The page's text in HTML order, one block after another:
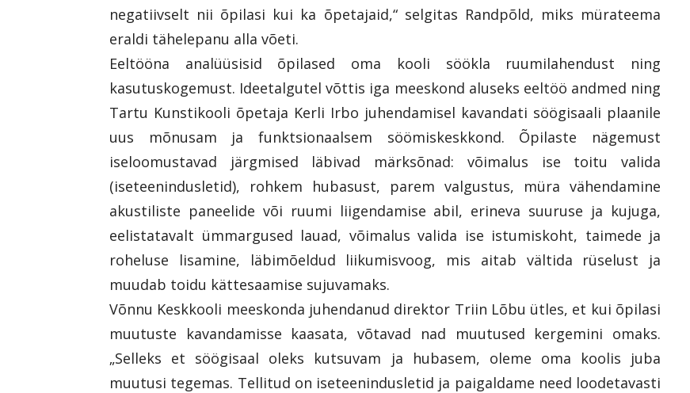
negatiivselt nii õpilasi kui ka õpetajaid,“ selgitas Randpõld, miks mürateema
eraldi tähelepanu alla võeti.
Eeltööna analüüsisid õpilased oma kooli söökla ruumilahendust ning
kasutuskogemust. Ideetalgutel võttis iga meeskond aluseks eeltöö andmed ning
Tartu Kunstikooli õpetaja Kerli Irbo juhendamisel kavandati söögisaali plaanile
uus mõnusam ja funktsionaalsem söömiskeskkond. Õpilaste nägemust
iseloomustavad järgmised läbivad märksõnad: võimalus ise toitu valida
(iseteenindusletid), rohkem hubasust, parem valgustus, müra vähendamine
akustiliste paneelide või ruumi liigendamise abil, erineva suuruse ja kujuga,
eelistatavalt ümmargused lauad, võimalus valida ise istumiskoht, taimede ja
roheluse lisamine, läbimõeldud liikumisvoog, mis aitab vältida rüselust ja
muudab toidu kättesaamise sujuvamaks.
Võnnu Keskkooli meeskonda juhendanud direktor Triin Lõbu ütles, et kui õpilasi
muutuste kavandamisse kaasata, võtavad nad muutused kergemini omaks.
„Selleks et söögisaal oleks kutsuvam ja hubasem, oleme oma koolis juba
muutusi tegemas. Tellitud on iseteenindusletid ja paigaldame need loodetavasti